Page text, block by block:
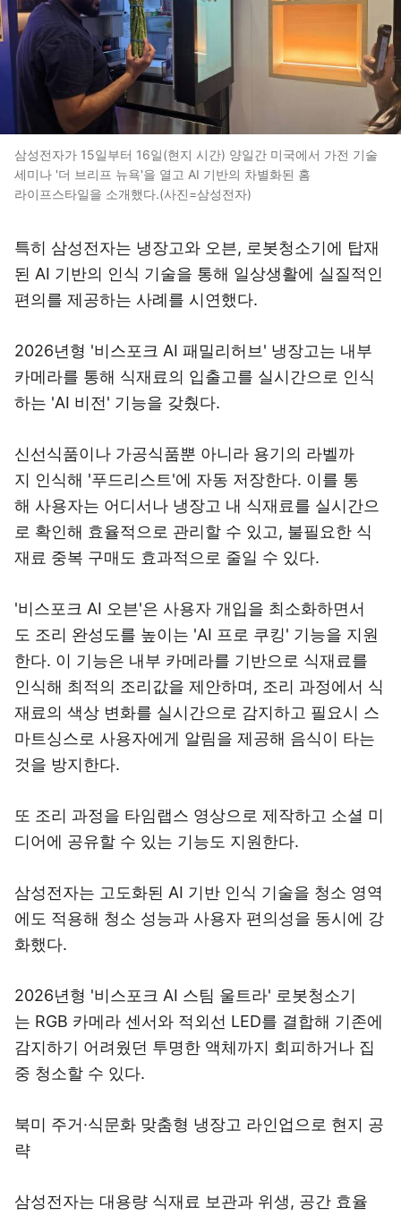
삼성전자가 15일부터 16일(현지 시간) 양일간 미국에서 가전 기술
세미나 '더 브리프 뉴욕'을 열고 AI 기반의 차별화된 홈
라이프스타일을 소개했다.(사진=삼성전자)
특히 삼성전자는 냉장고와 오븐, 로봇청소기에 탑재
된 AI 기반의 인식 기술을 통해 일상생활에 실질적인
편의를 제공하는 사례를 시연했다.
2026년형 '비스포크 AI 패밀리허브' 냉장고는 내부
카메라를 통해 식재료의 입출고를 실시간으로 인식
하는 'AI 비전' 기능을 갖췄다.
신선식품이나 가공식품뿐 아니라 용기의 라벨까
지 인식해 '푸드리스트'에 자동 저장한다. 이를 통
해 사용자는 어디서나 냉장고 내 식재료를 실시간으
로 확인해 효율적으로 관리할 수 있고, 불필요한 식
재료 중복 구매도 효과적으로 줄일 수 있다.
'비스포크 AI 오븐'은 사용자 개입을 최소화하면서
도 조리 완성도를 높이는 'AI 프로 쿠킹' 기능을 지원
한다. 이 기능은 내부 카메라를 기반으로 식재료를
인식해 최적의 조리값을 제안하며, 조리 과정에서 식
재료의 색상 변화를 실시간으로 감지하고 필요시 스
마트싱스로 사용자에게 알림을 제공해 음식이 타는
것을 방지한다.
또 조리 과정을 타임랩스 영상으로 제작하고 소셜 미
디어에 공유할 수 있는 기능도 지원한다.
삼성전자는 고도화된 AI 기반 인식 기술을 청소 영역
에도 적용해 청소 성능과 사용자 편의성을 동시에 강
화했다.
2026년형 '비스포크 AI 스팀 울트라' 로봇청소기
는 RGB 카메라 센서와 적외선 LED를 결합해 기존에
감지하기 어려웠던 투명한 액체까지 회피하거나 집
중 청소할 수 있다.
북미 주거·식문화 맞춤형 냉장고 라인업으로 현지 공
략
삼성전자는 대용량 식재료 보관과 위생, 공간 효율